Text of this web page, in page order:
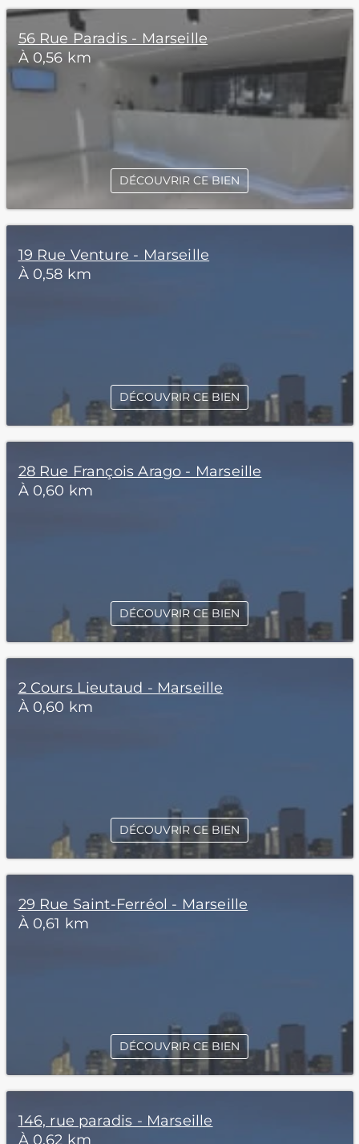
56 Rue Paradis - Marseille
À 0,56 km
DÉCOUVRIR CE BIEN
19 Rue Venture - Marseille
À 0,58 km
DÉCOUVRIR CE BIEN
28 Rue François Arago - Marseille
À 0,60 km
DÉCOUVRIR CE BIEN
2 Cours Lieutaud - Marseille
À 0,60 km
DÉCOUVRIR CE BIEN
29 Rue Saint-Ferréol - Marseille
À 0,61 km
DÉCOUVRIR CE BIEN
146, rue paradis - Marseille
À 0,62 km